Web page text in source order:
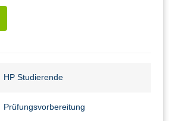
HP Studierende
Prüfungsvorbereitung